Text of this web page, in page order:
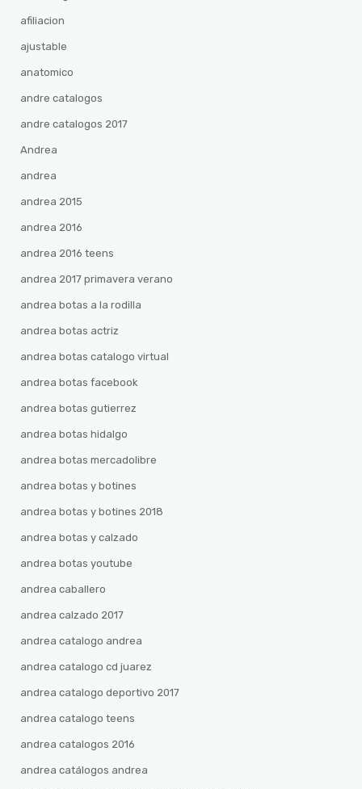
afiliacion
ajustable
anatomico
andre catalogos
andre catalogos 2017
Andrea
andrea
andrea 2015
andrea 2016
andrea 2016 teens
andrea 2017 primavera verano
andrea botas a la rodilla
andrea botas actriz
andrea botas catalogo virtual
andrea botas facebook
andrea botas gutierrez
andrea botas hidalgo
andrea botas mercadolibre
andrea botas y botines
andrea botas y botines 2018
andrea botas y calzado
andrea botas youtube
andrea caballero
andrea calzado 2017
andrea catalogo andrea
andrea catalogo cd juarez
andrea catalogo deportivo 2017
andrea catalogo teens
andrea catalogos 2016
andrea catálogos andrea